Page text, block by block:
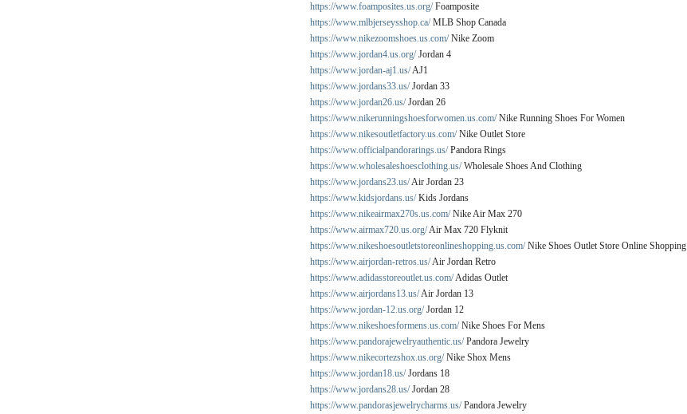
https://www.foamposites.us.org/Foamposite
https://www.mlbjerseysshop.ca/MLB Shop Canada
https://www.nikezoomshoes.us.com/Nike Zoom
https://www.jordan4.us.org/Jordan 4
https://www.jordan-aj1.us/AJ1
https://www.jordans33.us/Jordan 33
https://www.jordan26.us/Jordan 26
https://www.nikerunningshoesforwomen.us.com/Nike Running Shoes For Women
https://www.nikesoutletfactory.us.com/Nike Outlet Store
https://www.officialpandorarings.us/Pandora Rings
https://www.wholesaleshoesclothing.us/Wholesale Shoes And Clothing
https://www.jordans23.us/Air Jordan 23
https://www.kidsjordans.us/Kids Jordans
https://www.nikeairmax270s.us.com/Nike Air Max 270
https://www.airmax720.us.org/Air Max 720 Flyknit
https://www.nikeshoesoutletstoreonlineshopping.us.com/Nike Shoes Outlet Store Online Shopping
https://www.airjordan-retros.us/Air Jordan Retro
https://www.adidasstoreoutlet.us.com/Adidas Outlet
https://www.airjordans13.us/Air Jordan 13
https://www.jordan-12.us.org/Jordan 12
https://www.nikeshoesformens.us.com/Nike Shoes For Mens
https://www.pandorajewelryauthentic.us/Pandora Jewelry
https://www.nikecortezshox.us.org/Nike Shox Mens
https://www.jordan18.us/Jordans 18
https://www.jordans28.us/Jordan 28
https://www.pandorasjewelrycharms.us/Pandora Jewelry